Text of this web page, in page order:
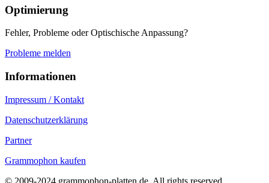
Optimierung
Fehler, Probleme oder Optischische Anpassung?
Probleme melden
Informationen
Impressum / Kontakt
Datenschutzerklärung
Partner
Grammophon kaufen
© 2009-2024 grammophon-platten.de, All rights reserved.